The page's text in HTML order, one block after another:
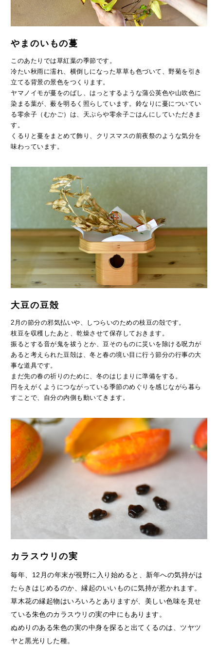
やまのいもの蔓
このあたりでは草紅葉の季節です。
冷たい秋雨に濡れ、横倒しになった草草も色づいて、野菊を引き
立てる背景の景色をつくります。
ヤマノイモが蔓をのばし、はっとするような蒲公英色や山吹色に
染まる葉が、薮を明るく照らしています。鈴なりに蔓についてい
る零余子（むかご）は、天ぷらや零余子ごはんにしていただきま
す。
くるりと蔓をまとめて飾り、クリスマスの前夜祭のような気分を
味わっています。
大豆の豆殻
2月の節分の邪気払いや、しつらいのための枝豆の殻です。
枝豆を収穫したあと、乾燥させて保存しておきます。
振るとする音が鬼を祓うとか、豆そのものに災いを除ける呪力が
あると考えられた豆殻は、冬と春の境い目に行う節分の行事の大
事な道具です。
まだ先の春の祈りのために、冬のはじまりに準備をする。
円をえがくようにつながっている季節のめぐりを感じながら暮ら
すことで、自分の内側も動いてきます。
カラスウリの実
毎年、12月の年末が視野に入り始めると、新年への気持がは
たらきはじめるのか、縁起のいいものに気持が惹かれます。
草木花の縁起物はいろいろとありますが、美しい色味を見せ
ている朱色のカラスウリの実の中にもあります。
ぬめりのある朱色の実の中身を探ると出てくるのは、ツヤツ
ヤと黒光りした種。